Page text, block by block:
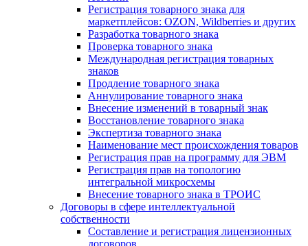
Регистрация товарного знака для
маркетплейсов: OZON, Wildberries и других
Разработка товарного знака
Проверка товарного знака
Международная регистрация товарных
знаков
Продление товарного знака
Аннулирование товарного знака
Внесение изменений в товарный знак
Восстановление товарного знака
Экспертиза товарного знака
Наименование мест происхождения товаров
Регистрация прав на программу для ЭВМ
Регистрация прав на топологию
интегральной микросхемы
Внесение товарного знака в ТРОИС
Договоры в сфере интеллектуальной
собственности
Составление и регистрация лицензионных
договоров